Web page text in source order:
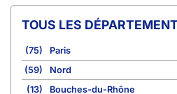
TOUS LES
(75)
Paris
(59)
Nord
(13)
Bouches-du-Rhône